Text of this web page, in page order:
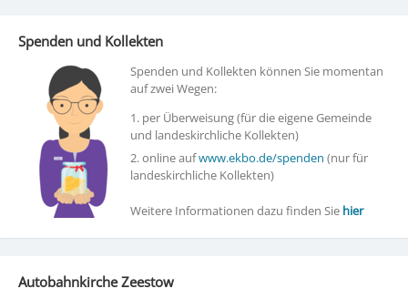
Spenden und Kollekten
Spenden und Kollekten können Sie momentan
auf zwei Wegen:
1. per Überweisung (für die eigene Gemeinde
und landeskirchliche Kollekten)
2. online aufwww.ekbo.de/spenden (nur für
landeskirchliche Kollekten)
Weitere Informationen dazu finden Sie hier
Autobahnkirche Zeestow